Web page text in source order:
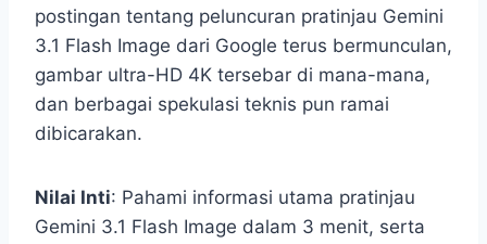
postingan tentang peluncuran pratinjau Gemini
3.1 Flash Image dari Google terus bermunculan,
gambar ultra-HD 4K tersebar di mana-mana,
dan berbagai spekulasi teknis pun ramai
dibicarakan.
Nilai Inti: Pahami informasi utama pratinjau
Gemini 3.1 Flash Image dalam 3 menit, serta